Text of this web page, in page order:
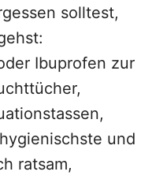
solltest,
Ibuprofen zur
und
ratsam,